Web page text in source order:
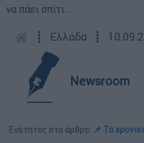
να πάει σπίτι...
┋ Ελλάδα ┋
Newsroom
Ενότητες στο άρθρο: 📌 Το